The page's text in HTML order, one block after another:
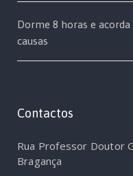
Dorme 8 horas e acorda
causas
Contactos
Rua Professor Doutor
Bragança